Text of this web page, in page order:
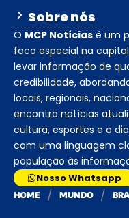
Sobre nós
O MCP Notícias é um
foco especial na
levar informação de
credibilidade,
locais, regionais,
encontra notícias
cultura, esportes e o
com uma linguagem
população às
Nosso Whatsapp
HOME MUNDO